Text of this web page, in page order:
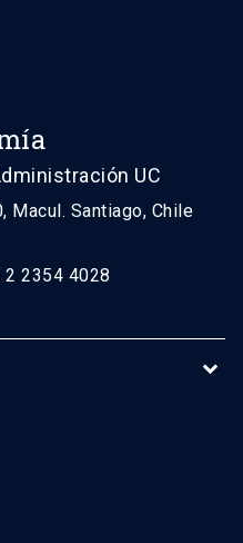
UC
Macul. Santiago, Chile
2354 4028